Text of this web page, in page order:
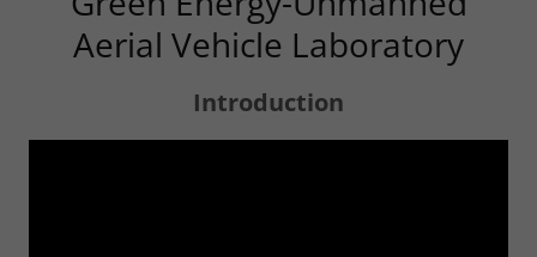
Aerial Vehicle Laboratory
Introduction